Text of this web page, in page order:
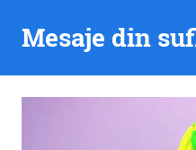
Mesaje din